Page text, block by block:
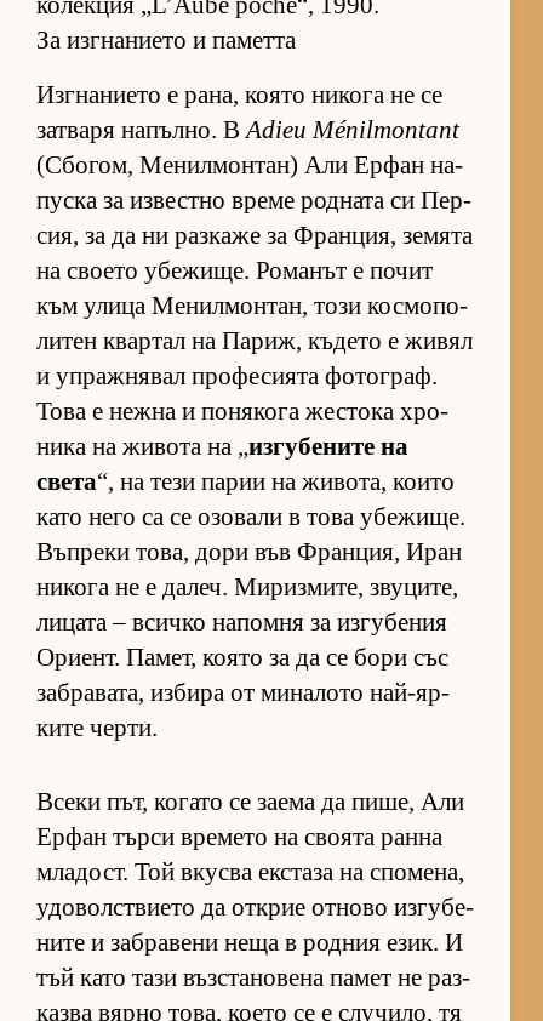
За изгнанието и паметта
Из­г­на­ни­ето е ра­на, ко­ято ни­кога не се
зат­варя на­пъл­но. ВAdieu Ménilmontant
(Сбо­гом, Ме­нил­мон­тан) Али Ер­фан на­
пуска за из­вес­тно време род­ната си Пер­
сия, за да ни раз­каже за Фран­ция, зе­мята
на сво­ето убе­жи­ще. Ро­ма­нът е по­чит
към улица Ме­нил­мон­тан, този кос­мо­по­
ли­тен квар­тал на Па­риж, къ­дето е жи­вял
и уп­раж­ня­вал про­фе­си­ята фо­тог­раф.
Това е нежна и по­ня­кога жес­тока хро­
ника на жи­вота на „из­гу­бе­ните на
света“, на тези па­рии на жи­во­та, ко­ито
като него са се озо­вали в това убе­жи­ще.
Въп­реки то­ва, дори във Фран­ция, Иран
ни­кога не е да­леч. Ми­риз­ми­те, зву­ци­те,
ли­цата – всичко на­помня за из­гу­бе­ния
Ори­ент. Па­мет, ко­ято за да се бори със
заб­ра­ва­та, из­бира от ми­на­лото най-яр­
ките чер­ти.
Всеки път, ко­гато се за­ема да пи­ше, Али
Ер­фан търси вре­мето на сво­ята ранна
мла­дост. Той вкусва ек­с­таза на спо­ме­на,
удо­вол­с­т­ви­ето да от­к­рие от­ново из­гу­бе­
ните и заб­ра­вени неща в род­ния език. И
тъй като тази въз­ста­но­вена па­мет не раз­
казва вярно то­ва, ко­ето се е слу­чи­ло, тя